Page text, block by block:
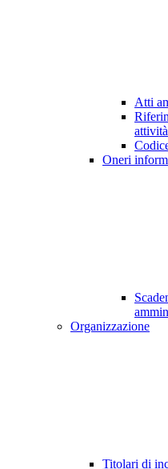
Atti
attività
Oneri
Organizzazione
Titolari di